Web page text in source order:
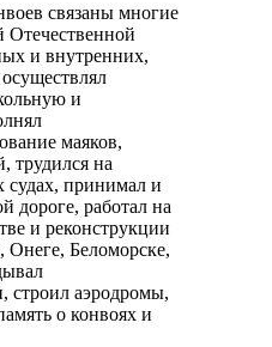
связаны многие
Отечественной
и внутренних,
и
маяков,
трудился на
судах, принимал и
дороге, работал на
и реконструкции
Онеге, Беломорске,
строил аэродромы,
о конвоях и